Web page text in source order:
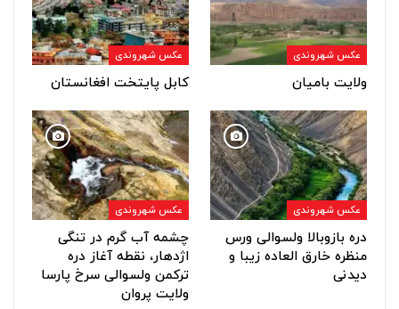
عکس شهروندی
ولایت بامیان
عکس شهروندی
کابل پایتخت افغانستان
عکس شهروندی
دره بازوبالا ولسوالی ورس
منظره خارق العاده زیبا و
دیدنی
عکس شهروندی
چشمه آب گرم در تنگی
اژدهار، نقطه آغاز دره
ترکمن ولسوالی سرخ پارسا
ولایت پروان